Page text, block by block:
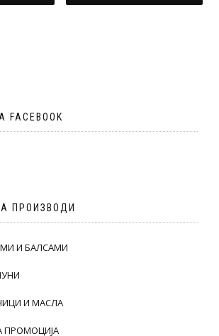
ден530.00.
ден590.00.
ПРОИЗВОДИ
И БАЛСАМИ
И МАСЛА
ПРОМОЦИЈА